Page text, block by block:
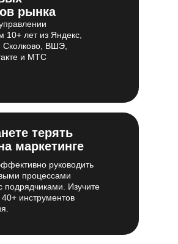
терять
маркетинге
руководить
процессами
подрядчиками. Изучите
инструментов
рынка
10+ лет из Яндекс,
Сколково, ВШЭ,
и МТС